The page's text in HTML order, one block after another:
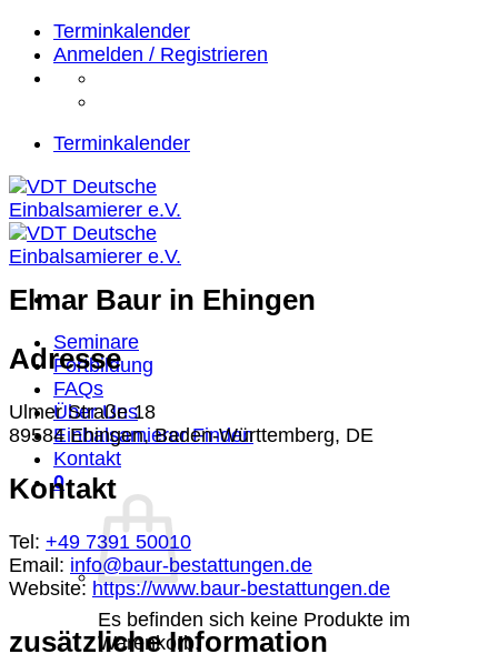
Zum
Inhalt
springen
Terminkalender
Anmelden / Registrieren
Terminkalender
Seminare
Fortbildung
FAQs
Über Uns
Einbalsamierer Finden
Kontakt
0
Es befinden sich keine Produkte im
Warenkorb.
Elmar Baur in Ehingen
Adresse
Ulmer Straße 18
89584 Ehingen, Baden-Württemberg, DE
Kontakt
Tel: +49 7391 50010
Email: info@baur-bestattungen.de
Website: https://www.baur-bestattungen.de
zusätzliche Information